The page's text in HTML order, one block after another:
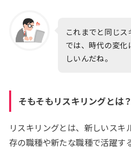
これまでと同じ
では、時代の変
しいんだね。
そもそもリスキリングとは？
リスキリングとは、新しいスキ
存の職種や新たな職種で活躍す